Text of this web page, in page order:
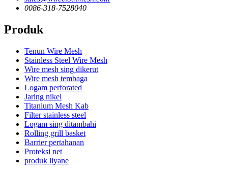
0086-318-7528040
Produk
Tenun Wire Mesh
Stainless Steel Wire Mesh
Wire mesh sing dikerut
Wire mesh tembaga
Logam perforated
Jaring nikel
Titanium Mesh Kab
Filter stainless steel
Logam sing ditambahi
Rolling grill basket
Barrier pertahanan
Proteksi net
produk liyane